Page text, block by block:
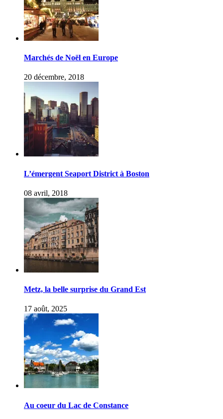
Marchés de Noël en Europe
20 décembre, 2018
L’émergent Seaport District à Boston
08 avril, 2018
Metz, la belle surprise du Grand Est
17 août, 2025
Au coeur du Lac de Constance